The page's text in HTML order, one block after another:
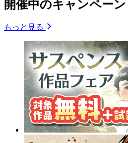
開催中のキャンペーン
もっと見る